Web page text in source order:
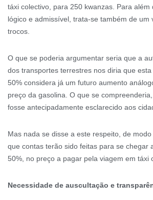
táxi colectivo, para 250 kwanzas. Para além
lógico e admissível, trata-se também de um
trocos.
O que se poderia argumentar seria que a
dos transportes terrestres nos diria que
50% considera já um futuro aumento
preço da gasolina. O que se
fosse antecipadamente esclarecido aos
Mas nada se disse a este respeito, de
que contas terão sido feitas para se chegar
50%, no preço a pagar pela viagem em táxi
Necessidade de auscultação e